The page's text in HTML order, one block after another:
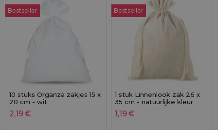
Bestseller
10 stuks Organza zakjes 15 x
20 cm - wit
2,19€
Bestseller
1 stuk Linnenlook zak 26 x
35 cm - natuurlijke kleur
1,19€